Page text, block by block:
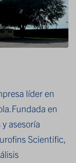
líder en
en
asesoría
Scientific,